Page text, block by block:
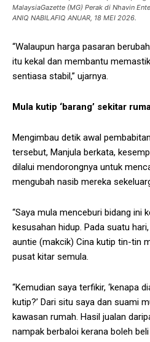
MalaysiaGazette (MG) Perak di Nhavin
ANIQ NABILAFIQ ANUAR, 18 MEI 2026.
“Walaupun harga pasaran
itu kekal dan membantu
sentiasa stabil,” ujarnya.
Mula kutip ‘barang’ sekitar
Mengimbau detik awal
tersebut, Manjula berkata,
dilalui mendorongnya untuk
mengubah nasib mereka
“Saya mula menceburi bidang ini
kesusahan hidup. Pada suatu
auntie (makcik) Cina kutip tin-tin
pusat kitar semula.
“Kemudian saya terfikir, ‘kenapa
kutip?’ Dari situ saya dan suami
kawasan rumah. Hasil jualan
nampak berbaloi kerana boleh